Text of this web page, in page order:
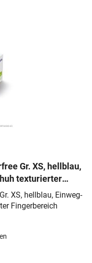
Gr. XS, hellblau,
texturierter
XS, hellblau, Einweg-
Fingerbereich